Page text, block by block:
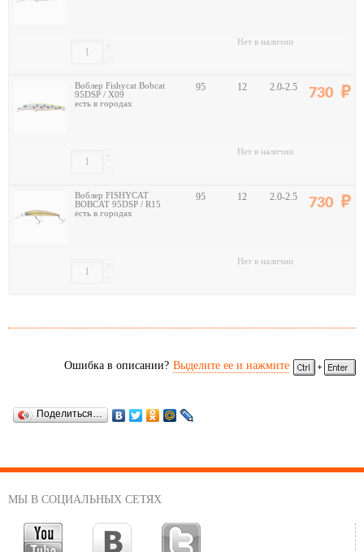
-
+ Нет в наличии
Воблер Fishycat Bobcat
95DSP / X09
есть в городах
95 12 2.0-2.5 730
-
+ Нет в наличии
Воблер FISHYCAT
BOBCAT 95DSP / R15
есть в городах
95 12 2.0-2.5 730
-
+ Нет в наличии
Ошибка в описании? Выделите ее и нажмите
Поделиться…
МЫ В СОЦИАЛЬНЫХ СЕТЯХ